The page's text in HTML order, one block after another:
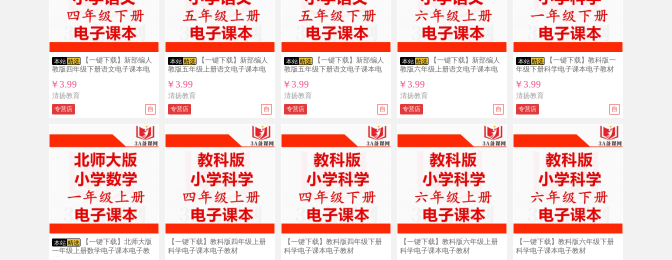
新目标人教版初中英语ppt课件教案导学
案复习资料试题练习导学案课文朗读
mp3单词录音电子课本七年级八年级九
年级上册下册全册整册打包下载免*** ￥15
沪教版初中数学六年级七年级八年级九
练习打包下载
11/04
免*** ￥19.9
人教版新部编版小学道德与法治法制
PPT课件配套教案素材一二三四五六年
级上册下册整册打包下载
10/20
新目标人教版初中英语ppt课件教案导学
mp3单词录音电子课本七年级八年级九
年级上册下册全册整册打包下载免*** ￥15
沪教版初中数学六年级七年级八年级九
年级上册下册PPT课件教案导学案试题
练习打包下载
1***3 ￥19.9
人教版新部编版小学道德与法治法制
PPT课件配套教案素材一二三四五六年
级上册下册整册打包下载
免*** ￥5.5
3A备课网五年级上册人教PEP版小学英
语优质课公开课示范课ppt课件赠配套教
09/25
免*** ￥19.9
人教版新部编版小学道德与法治法制
本站 精选
【一键下载】新部编人
教版四年级下册语文电子课本电
￥3.99
清扬教育
专营店 自
本站 精选
【一键下载】新部编人
教版五年级上册语文电子课本电
￥3.99
清扬教育
专营店 自
本站 精选
【一键下载】新部编人
教版五年级下册语文电子课本电
￥3.99
清扬教育
专营店 自
本站 精选
【一键下载】新部编人
教版六年级上册语文电子课本电
￥3.99
清扬教育
专营店 自
本站 精选
【一键下载】教科版一
年级下册科学电子课本电子教材
￥3.99
清扬教育
专营店 自
本站 精选
【一键下载】北师大版
一年级上册数学电子课本电子教
【一键下载】教科版四年级上册
科学电子课本电子教材
【一键下载】教科版四年级下册
科学电子课本电子教材
【一键下载】教科版六年级上册
科学电子课本电子教材
【一键下载】教科版六年级下册
科学电子课本电子教材